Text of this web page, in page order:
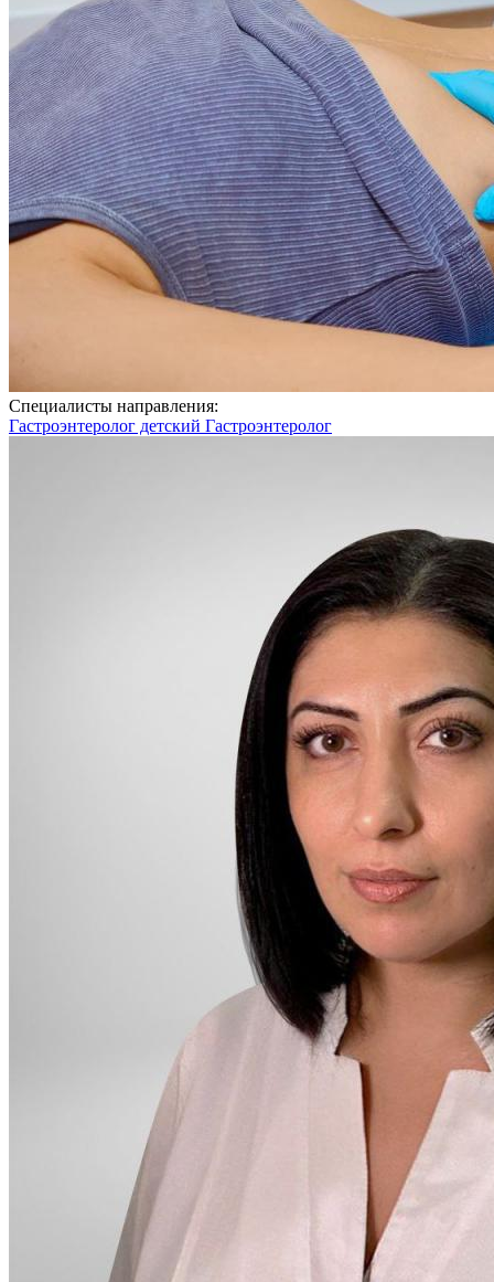
Специалисты направления:
Гастроэнтеролог детский Гастроэнтеролог